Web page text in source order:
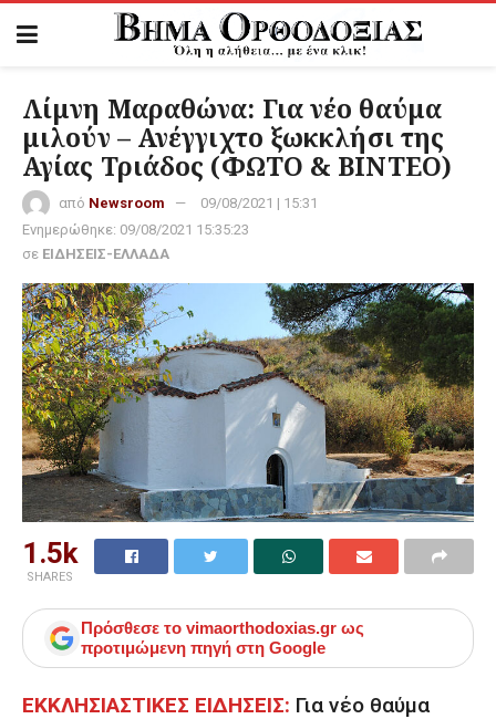
Λίμνη Μαραθώνα: Για νέο θαύμα
μιλούν – Ανέγγιχτο ξωκκλήσι της
Αγίας Τριάδος (ΦΩΤΟ & ΒΙΝΤΕΟ)
από Newsroom
09/08/2021 | 15:31
Ενημερώθηκε: 09/08/2021 15:35:23
σε ΕΙΔΗΣΕΙΣ-ΕΛΛΑΔΑ
1.5k
SHARES
Πρόσθεσε το vimaorthodoxias.gr ως
προτιμώμενη πηγή στη Google
ΕΚΚΛΗΣΙΑΣΤΙΚΕΣ ΕΙΔΗΣΕΙΣ: Για νέο θαύμα